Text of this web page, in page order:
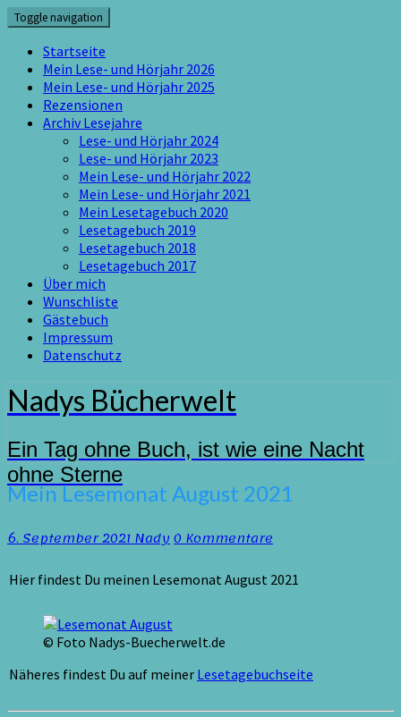
Skip
to
content
Toggle navigation
Startseite
Mein Lese- und Hörjahr 2026
Mein Lese- und Hörjahr 2025
Rezensionen
Archiv Lesejahre
Lese- und Hörjahr 2024
Lese- und Hörjahr 2023
Mein Lese- und Hörjahr 2022
Mein Lese- und Hörjahr 2021
Mein Lesetagebuch 2020
Lesetagebuch 2019
Lesetagebuch 2018
Lesetagebuch 2017
Über mich
Wunschliste
Gästebuch
Impressum
Datenschutz
Nadys Bücherwelt
Ein Tag ohne Buch, ist wie eine Nacht
ohne Sterne
Mein
Lesemonat
2021
Mein Lesemonat August 2021
6. September 2021NadyKommentare
0 Kommentare
Hier findest Du meinen Lesemonat August 2021
© Foto Nadys-Buecherwelt.de
Näheres findest Du auf meiner Lesetagebuchseite